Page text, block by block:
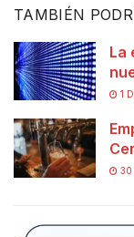
TAMBIÉN
La
1
30